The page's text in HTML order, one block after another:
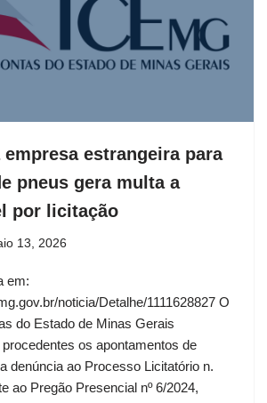
empresa estrangeira para
pneus gera multa a
por licitação
13, 2026
em:
noticia/Detalhe/1111628827 O
do Estado de Minas Gerais
os apontamentos de
denúncia ao Processo Licitatório n.
ao Pregão Presencial nº 6/2024,